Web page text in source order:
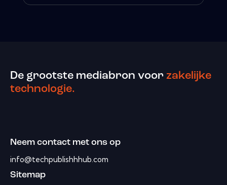
De grootste mediabron voor zakelijke
technologie.
Neem contact met ons op
info@techpublishhhub.com
Sitemap